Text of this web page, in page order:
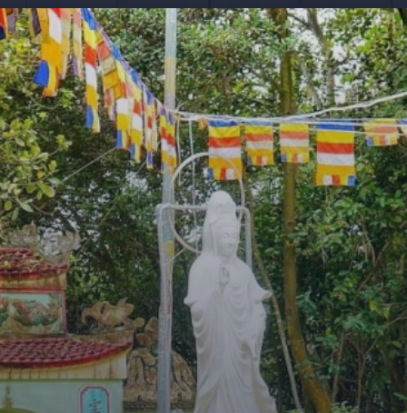
Đang mở https://giaydabonghana.com/chua-quan-am